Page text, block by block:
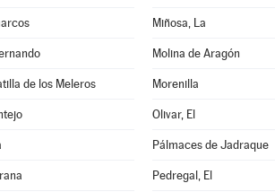
Miñosa, La
Molina de Aragón
de los Meleros Morenilla
Olivar, El
Pálmaces de Jadraque
Pedregal, El